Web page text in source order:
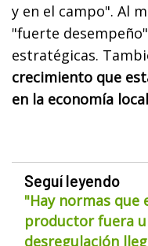
y en el campo". Al
"fuerte
estratégicas.
crecimiento que
en la economía
Seguí leyendo
"Hay normas que
productor fuera
desregulación